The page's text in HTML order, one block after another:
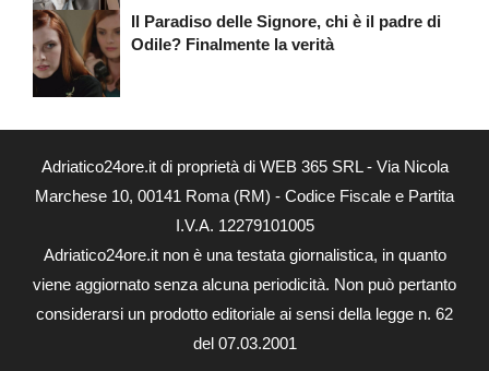
Il Paradiso delle Signore, chi è il padre di
Odile? Finalmente la verità
Adriatico24ore.it di proprietà di WEB 365 SRL - Via Nicola
Marchese 10, 00141 Roma (RM) - Codice Fiscale e Partita
I.V.A. 12279101005
Adriatico24ore.it non è una testata giornalistica, in quanto
viene aggiornato senza alcuna periodicità. Non può pertanto
considerarsi un prodotto editoriale ai sensi della legge n. 62
del 07.03.2001